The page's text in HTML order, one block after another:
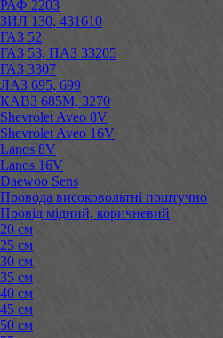
РАФ 2203
ЗИЛ 130, 431610
ГАЗ 52
ГАЗ 53, ПАЗ 33205
ГАЗ 3307
ЛАЗ 695, 699
КАВЗ 685М, 3270
Shevrolet Aveo 8V
Shevrolet Aveo 16V
Lanos 8V
Lanos 16V
Daewoo Sens
Провода високовольтні поштучно
Провід мідний, коричневий
20 см
25 см
30 см
35 см
40 см
45 см
50 см